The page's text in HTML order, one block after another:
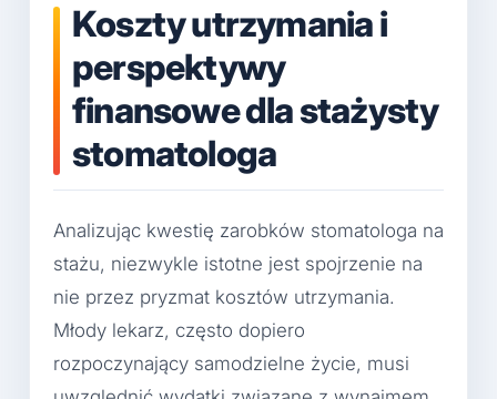
Koszty utrzymania i
perspektywy
finansowe dla stażysty
stomatologa
Analizując kwestię zarobków stomatologa na
stażu, niezwykle istotne jest spojrzenie na
nie przez pryzmat kosztów utrzymania.
Młody lekarz, często dopiero
rozpoczynający samodzielne życie, musi